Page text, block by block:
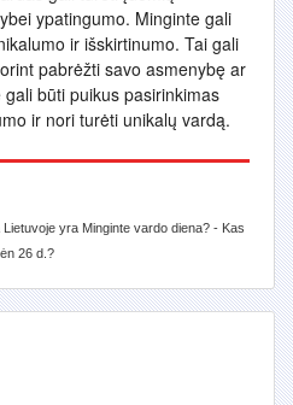
ypatingumo. Minginte gali
ir išskirtinumo. Tai gali
pabrėžti savo asmenybę ar
būti puikus pasirinkimas
ir nori turėti unikalų vardą.
yra Minginte vardo diena? - Kas
26 d.?